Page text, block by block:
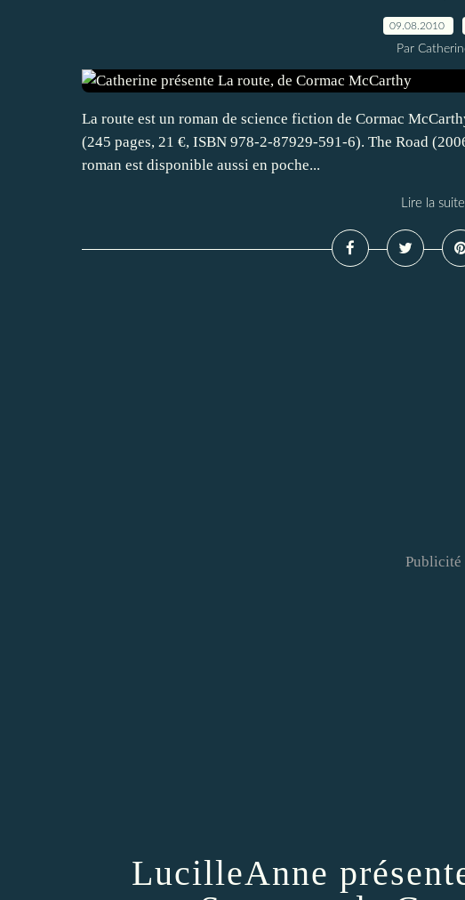
09.08.2010
Par
La route est un roman de science fiction de Cormac
(245 pages, 21 €, ISBN 978-2-87929-591-6). The Road
roman est disponible aussi en poche...
Lire la suite
Publicité
LucilleAnne